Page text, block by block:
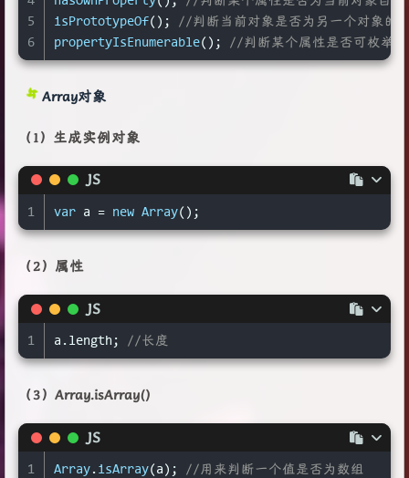
5
6
isPrototypeOf();
//判断当前对象是否为另一个对象的
propertyIsEnumerable(); //判断某个属性是否可枚举。
Array对象
（1）生成实例对象
JS
1 var a = new Array();
（2）属性
JS
1 a. length ; //长度
（3）Array.isArray()
JS
1 Array . isArray(a); //用来判断一个值是否为数组